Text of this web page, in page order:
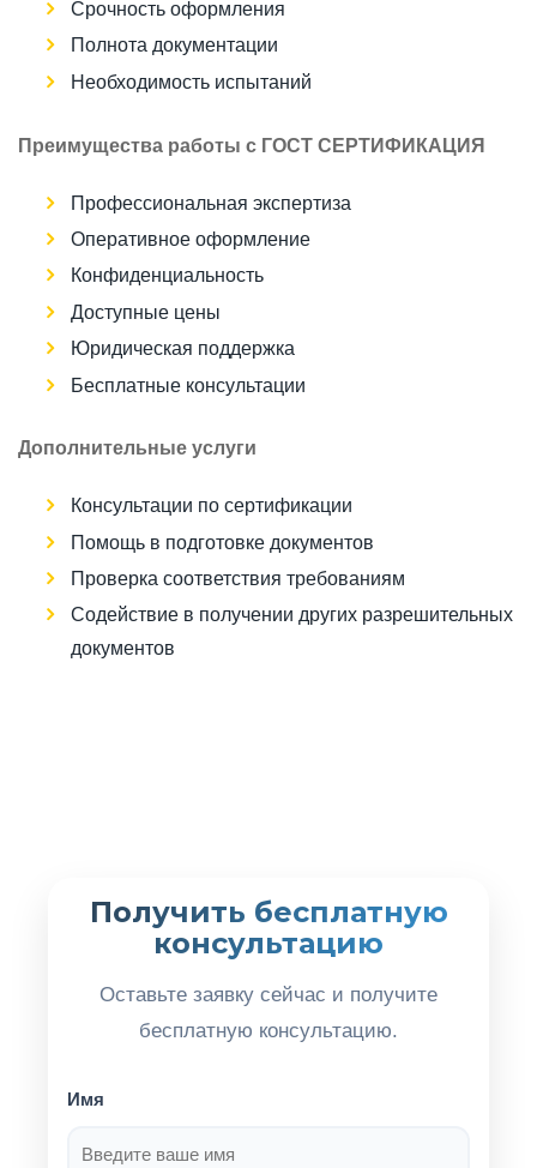
Срочность оформления
Полнота документации
Необходимость испытаний
Преимущества работы с ГОСТ СЕРТИФИКАЦИЯ
Профессиональная экспертиза
Оперативное оформление
Конфиденциальность
Доступные цены
Юридическая поддержка
Бесплатные консультации
Дополнительные услуги
Консультации по сертификации
Помощь в подготовке документов
Проверка соответствия требованиям
Содействие в получении других разрешительных
документов
Получить бесплатную
консультацию
Оставьте заявку сейчас и получите
бесплатную консультацию.
Имя